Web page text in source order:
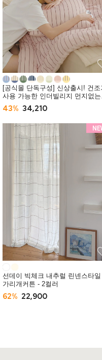
[공식몰 단독구성] 신상출시! 건조
사용 가능한 인더빌리지 먼지없는
사계절 차렵이불 (SS/Q) -10컬러
43% 34,210
선데이 빅체크 내추럴 린넨스타일
가리개커튼 - 2컬러
62% 22,900